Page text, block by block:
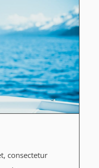
consectetur